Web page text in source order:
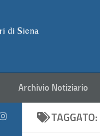
Archivio Notiziario
TAGGATO: